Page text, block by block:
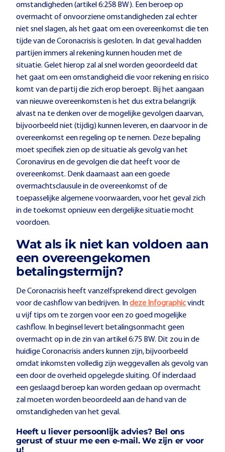
omstandigheden (artikel 6:258 BW). Een beroep op
overmacht of onvoorziene omstandigheden zal echter
niet snel slagen, als het gaat om een overeenkomst die ten
tijde van de Coronacrisis is gesloten. In dat geval hadden
partijen immers al rekening kunnen houden met de
situatie. Gelet hierop zal al snel worden geoordeeld dat
het gaat om een omstandigheid die voor rekening en risico
komt van de partij die zich erop beroept. Bij het aangaan
van nieuwe overeenkomsten is het dus extra belangrijk
alvast na te denken over de mogelijke gevolgen daarvan,
bijvoorbeeld niet (tijdig) kunnen leveren, en daarvoor in de
overeenkomst een regeling op te nemen. Deze bepaling
moet specifiek zien op de situatie als gevolg van het
Coronavirus en de gevolgen die dat heeft voor de
overeenkomst. Denk daarnaast aan een goede
overmachtsclausule in de overeenkomst of de
toepasselijke algemene voorwaarden, voor het geval zich
in de toekomst opnieuw een dergelijke situatie mocht
voordoen.
Wat als ik niet kan voldoen aan
een overeengekomen
betalingstermijn?
De Coronacrisis heeft vanzelfsprekend direct gevolgen
voor de cashflow van bedrijven. Indeze Infographicvindt
u vijf tips om te zorgen voor een zo goed mogelijke
cashflow. In beginsel levert betalingsonmacht geen
overmacht op in de zin van artikel 6:75 BW. Dit zou in de
huidige Coronacrisis anders kunnen zijn, bijvoorbeeld
omdat inkomsten volledig zijn weggevallen als gevolg van
een door de overheid opgelegde sluiting. Of inderdaad
een geslaagd beroep kan worden gedaan op overmacht
zal moeten worden beoordeeld aan de hand van de
omstandigheden van het geval.
Heeft u liever persoonlijk advies? Bel ons
gerust of stuur me een e-mail. We zijn er voor
u!